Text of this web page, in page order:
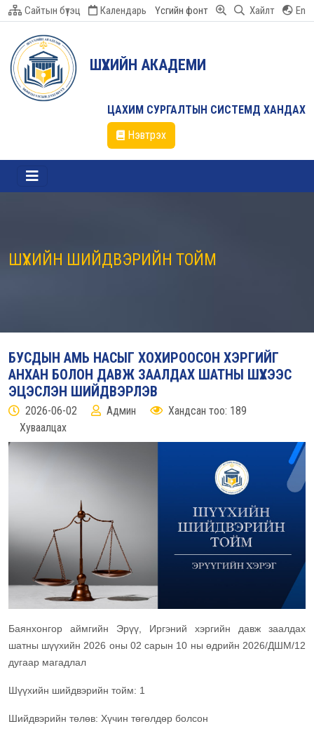
Сайтын бүтэц Календарь Үсгийн фонт Хайлт En
ШҮҮХИЙН АКАДЕМИ
ЦАХИМ СУРГАЛТЫН СИСТЕМД ХАНДАХ
Нэвтрэх
ШҮҮХИЙН ШИЙДВЭРИЙН ТОЙМ
БУСДЫН АМЬ НАСЫГ ХОХИРООСОН ХЭРГИЙГ
АНХАН БОЛОН ДАВЖ ЗААЛДАХ ШАТНЫ ШҮҮХЭЭС
ЭЦЭСЛЭН ШИЙДВЭРЛЭВ
2026-06-02 Админ
Хандсан тоо: 189
Хуваалцах
Баянхонгор аймгийн Эрүү, Иргэний хэргийн давж заалдах
шатны шүүхийн 2026 оны 02 сарын 10 ны өдрийн 2026/ДШМ/12
дугаар магадлал
Шүүхийн шийдвэрийн тойм: 1
Шийдвэрийн төлөв: Хүчин төгөлдөр болсон